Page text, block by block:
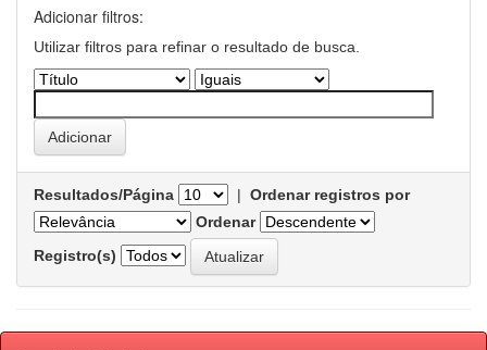
Adicionar filtros:
Utilizar filtros para refinar o resultado de busca.
Resultados/Página | Ordenar registros por
Ordenar
Registro(s)